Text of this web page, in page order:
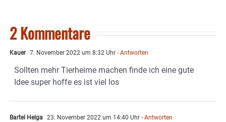
2 Kommentare
Kauer 7. November 2022 um 8:32 Uhr - Antworten
Sollten mehr Tierheime machen finde ich eine gute
Idee super hoffe es ist viel los
Bartel Helga 23. November 2022 um 14:40 Uhr - Antworten